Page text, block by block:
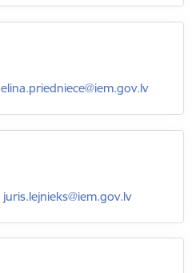
E-pasts:
elina.priedniece@iem.gov.lv
E-pasts:
juris.lejnieks@iem.gov.lv